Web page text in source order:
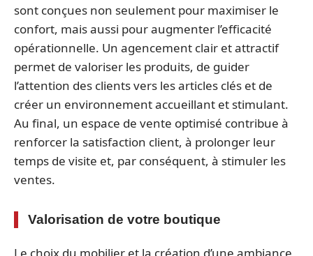
sont conçues non seulement pour maximiser le
confort, mais aussi pour augmenter l’efficacité
opérationnelle. Un agencement clair et attractif
permet de valoriser les produits, de guider
l’attention des clients vers les articles clés et de
créer un environnement accueillant et stimulant.
Au final, un espace de vente optimisé contribue à
renforcer la satisfaction client, à prolonger leur
temps de visite et, par conséquent, à stimuler les
ventes.
Valorisation de votre boutique